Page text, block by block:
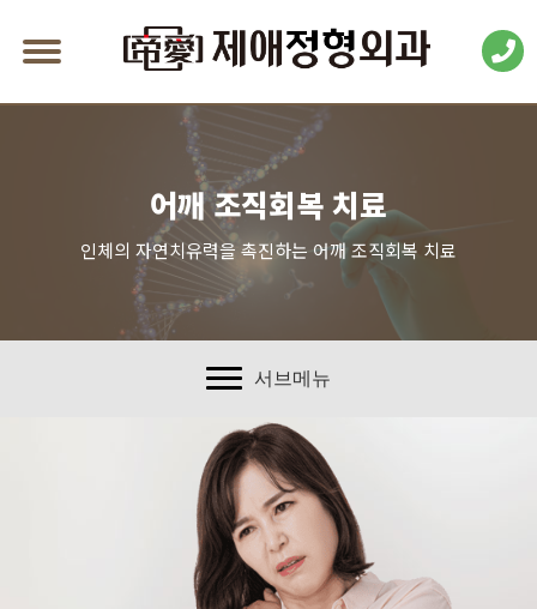
어깨 조직회복 치료
인체의 자연치유력을 촉진하는 어깨 조직회복 치료
서브메뉴